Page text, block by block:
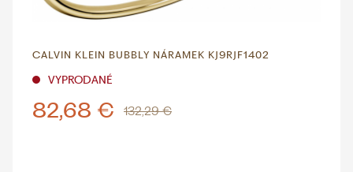
CALVIN KLEIN BUBBLY NÁRAMEK KJ9RJF1402
VYPRODANÉ
82,68 € 132,29 €